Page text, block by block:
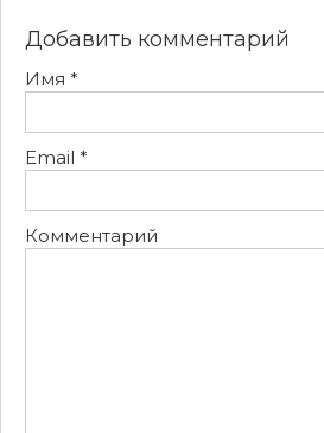
Добавить комментарий
Имя *
Email *
Комментарий